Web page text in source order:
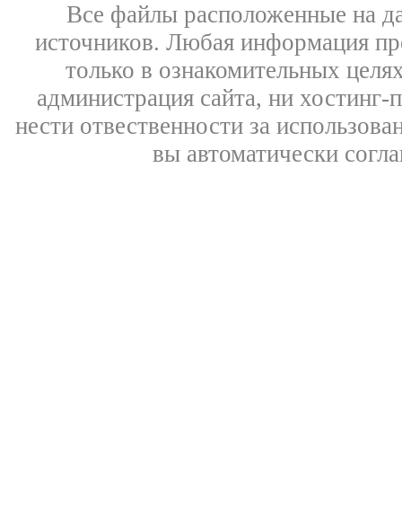
Все файлы расположенные на
источников. Любая информация
только в ознакомительных
администрация сайта, ни
нести отвественности за
вы автоматически